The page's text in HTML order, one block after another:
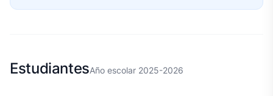
EstudiantesAño escolar 2025-2026